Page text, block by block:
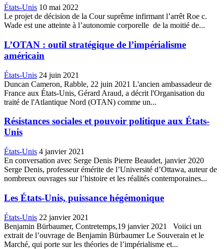
États-Unis 10 mai 2022
‎Le projet de décision de la Cour suprême infirmant ‎‎l’arrêt Roe c.
Wade ‎‎est une atteinte à ‎‎l’autonomie corporelle‎‎ ‎‎ de la moitié de...
L’OTAN : outil stratégique de l’impérialisme
américain
États-Unis 24 juin 2021
Duncan Cameron, Rabble, 22 juin 2021 L'ancien ambassadeur de
France aux États-Unis, Gérard Araud, a décrit l'Organisation du
traité de l'Atlantique Nord (OTAN) comme un...
Résistances sociales et pouvoir politique aux États-
Unis
États-Unis 4 janvier 2021
En conversation avec Serge Denis Pierre Beaudet, janvier 2020
Serge Denis, professeur émérite de l’Université d’Ottawa, auteur de
nombreux ouvrages sur l’histoire et les réalités contemporaines...
Les États-Unis, puissance hégémonique
États-Unis 22 janvier 2021
Benjamin Bürbaumer, Contretemps,19 janvier 2021 Voiici un
extrait de l’ouvrage de Benjamin Bürbaumer Le Souverain et le
Marché, qui porte sur les théories de l’impérialisme et...